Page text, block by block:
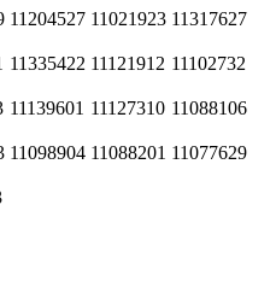
11204527 11021923 11317627
11335422 11121912 11102732
11139601 11127310 11088106
11098904 11088201 11077629